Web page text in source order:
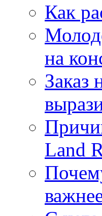
Как
на
Заказ
Land